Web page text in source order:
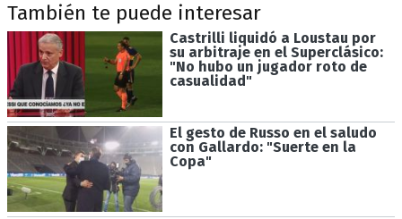
También te puede interesar
Castrilli liquidó a Loustau por
su arbitraje en el Superclásico:
"No hubo un jugador roto de
casualidad"
El gesto de Russo en el saludo
con Gallardo: "Suerte en la
Copa"